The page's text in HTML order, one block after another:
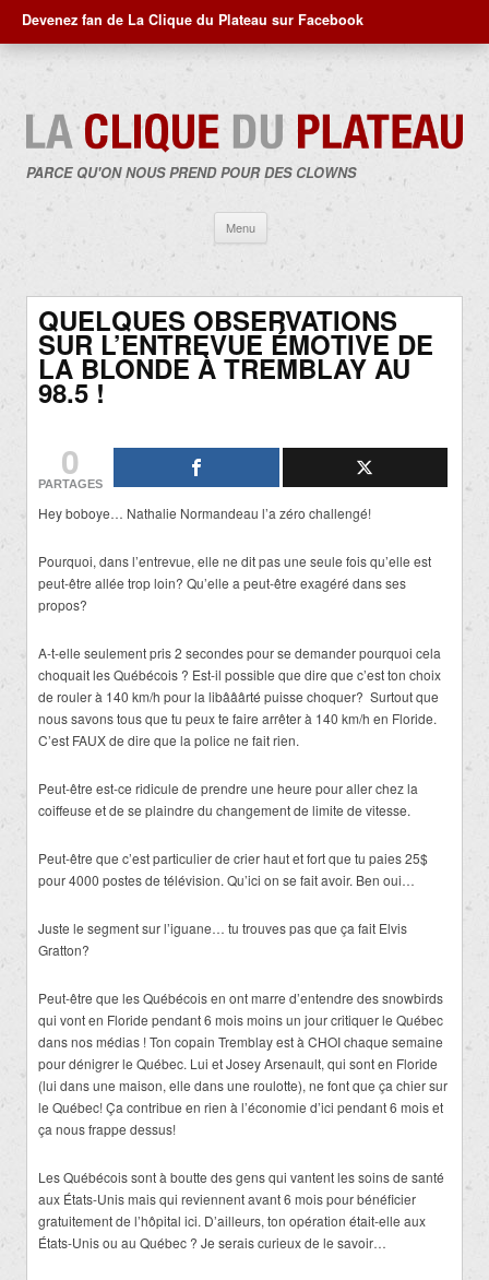
Devenez fan de La Clique du Plateau sur Facebook
PARCE QU'ON NOUS PREND POUR DES CLOWNS
Menu
contenu
QUELQUES OBSERVATIONS
SUR L’ENTREVUE ÉMOTIVE DE
LA BLONDE À TREMBLAY AU
98.5 !
0
PARTAGES
Hey boboye… Nathalie Normandeau l’a zéro challengé!
Pourquoi, dans l’entrevue, elle ne dit pas une seule fois qu’elle est
peut-être allée trop loin? Qu’elle a peut-être exagéré dans ses
propos?
A-t-elle seulement pris 2 secondes pour se demander pourquoi cela
choquait les Québécois ? Est-il possible que dire que c’est ton choix
de rouler à 140 km/h pour la libââârté puisse choquer? Surtout que
nous savons tous que tu peux te faire arrêter à 140 km/h en Floride.
C’est FAUX de dire que la police ne fait rien.
Peut-être est-ce ridicule de prendre une heure pour aller chez la
coiffeuse et de se plaindre du changement de limite de vitesse.
Peut-être que c’est particulier de crier haut et fort que tu paies 25$
pour 4000 postes de télévision. Qu’ici on se fait avoir. Ben oui…
Juste le segment sur l’iguane… tu trouves pas que ça fait Elvis
Gratton?
Peut-être que les Québécois en ont marre d’entendre des snowbirds
qui vont en Floride pendant 6 mois moins un jour critiquer le Québec
dans nos médias ! Ton copain Tremblay est à CHOI chaque semaine
pour dénigrer le Québec. Lui et Josey Arsenault, qui sont en Floride
(lui dans une maison, elle dans une roulotte), ne font que ça chier sur
le Québec! Ça contribue en rien à l’économie d’ici pendant 6 mois et
ça nous frappe dessus!
Les Québécois sont à boutte des gens qui vantent les soins de santé
aux États-Unis mais qui reviennent avant 6 mois pour bénéficier
gratuitement de l’hôpital ici. D’ailleurs, ton opération était-elle aux
États-Unis ou au Québec ? Je serais curieux de le savoir…